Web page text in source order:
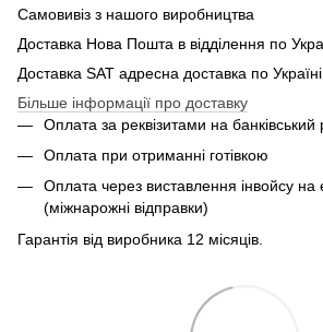
Самовивіз з нашого виробництва
Доставка Нова Пошта в відділення по
Доставка SАТ адресна доставка по Україні
Більше інформації про доставку
Оплата за реквізитами на банківський
Оплата при отриманні готівкою
Оплата через виставлення інвойсу
(міжнарожні відправки)
Гарантія від виробника 12 місяців.